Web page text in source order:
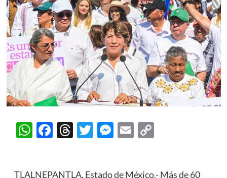
WhatsApp
Facebook
Threads
Twitter
Messenger
EmailCopy
TLALNEPANTLA, Estado de México.- Más de 60